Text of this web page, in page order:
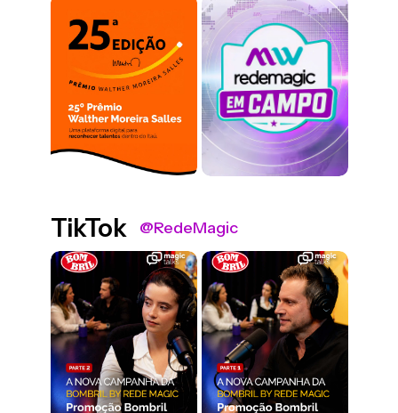
TikTok @RedeMagic